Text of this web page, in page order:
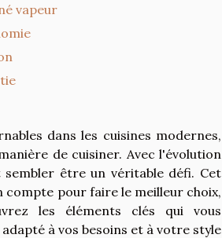
vapeur
dans les cuisines modernes,
de cuisiner. Avec l'évolution
être un véritable défi. Cet
pour faire le meilleur choix,
les éléments clés qui vous
à vos besoins et à votre style